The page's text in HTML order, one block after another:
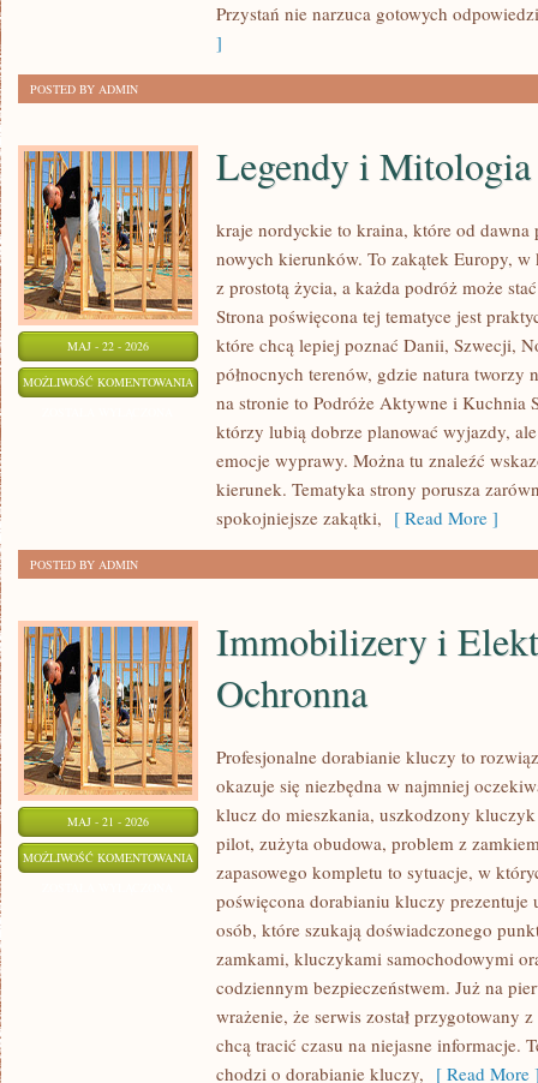
Przystań nie narzuca gotowych
]
POSTED BY ADMIN
MAJ - 22 - 2026
MOŻLIWOŚĆ KOMENTOWANIA LEGENDY
MITOLOGIA
Legendy i Mitologia
kraje nordyckie to kraina, które od dawna
nowych kierunków. To zakątek Europy,
z prostotą życia, a każda podróż może
Strona poświęcona tej tematyce jest
które chcą lepiej poznać Danii, Szwecji,
północnych terenów, gdzie natura tworzy
na stronie to Podróże Aktywne i Kuchnia
którzy lubią dobrze planować wyjazdy,
emocje wyprawy. Można tu znaleźć
kierunek. Tematyka strony porusza
spokojniejsze zakątki, [ Read More ]
POSTED BY ADMIN
MAJ - 21 - 2026
MOŻLIWOŚĆ KOMENTOWANIA IMMOBILIZERY
ELEKTRONIKA
Immobilizery i
Ochronna
Profesjonalne dorabianie kluczy to
okazuje się niezbędna w najmniej
klucz do mieszkania, uszkodzony
pilot, zużyta obudowa, problem z
zapasowego kompletu to sytuacje, w
poświęcona dorabianiu kluczy prezentuje
osób, które szukają doświadczonego
zamkami, kluczykami samochodowymi
codziennym bezpieczeństwem. Już na
wrażenie, że serwis został przygotowany
chcą tracić czasu na niejasne informacje.
chodzi o dorabianie kluczy, [ Read More